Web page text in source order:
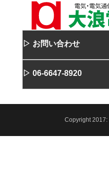
▷ お問い合わせ
▷ 06-6647-8920
Copyright2017: